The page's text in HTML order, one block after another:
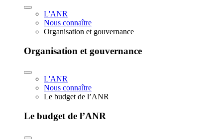
L'ANR
Nous connaître
Organisation et gouvernance
Organisation et gouvernance
L'ANR
Nous connaître
Le budget de l’ANR
Le budget de l’ANR